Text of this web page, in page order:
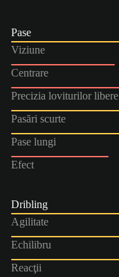
Pase
Viziune
Centrare
Precizia loviturilor libere
Pasări scurte
Pase lungi
Efect
Dribling
Agilitate
Echilibru
Reacţii